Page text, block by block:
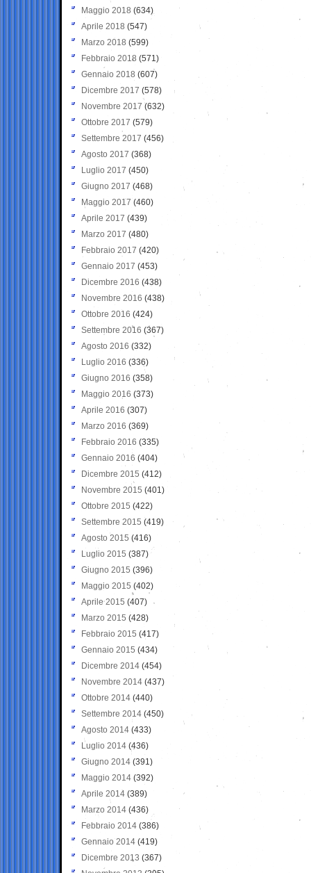
Maggio 2018 (634)
Aprile 2018 (547)
Marzo 2018 (599)
Febbraio 2018 (571)
Gennaio 2018 (607)
Dicembre 2017 (578)
Novembre 2017 (632)
Ottobre 2017 (579)
Settembre 2017 (456)
Agosto 2017 (368)
Luglio 2017 (450)
Giugno 2017 (468)
Maggio 2017 (460)
Aprile 2017 (439)
Marzo 2017 (480)
Febbraio 2017 (420)
Gennaio 2017 (453)
Dicembre 2016 (438)
Novembre 2016 (438)
Ottobre 2016 (424)
Settembre 2016 (367)
Agosto 2016 (332)
Luglio 2016 (336)
Giugno 2016 (358)
Maggio 2016 (373)
Aprile 2016 (307)
Marzo 2016 (369)
Febbraio 2016 (335)
Gennaio 2016 (404)
Dicembre 2015 (412)
Novembre 2015 (401)
Ottobre 2015 (422)
Settembre 2015 (419)
Agosto 2015 (416)
Luglio 2015 (387)
Giugno 2015 (396)
Maggio 2015 (402)
Aprile 2015 (407)
Marzo 2015 (428)
Febbraio 2015 (417)
Gennaio 2015 (434)
Dicembre 2014 (454)
Novembre 2014 (437)
Ottobre 2014 (440)
Settembre 2014 (450)
Agosto 2014 (433)
Luglio 2014 (436)
Giugno 2014 (391)
Maggio 2014 (392)
Aprile 2014 (389)
Marzo 2014 (436)
Febbraio 2014 (386)
Gennaio 2014 (419)
Dicembre 2013 (367)